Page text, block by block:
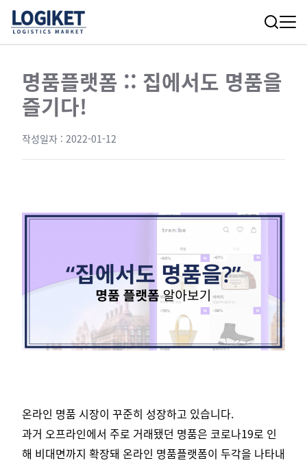
명품플랫폼 :: 집에서도 명품을
즐기다!
작성일자 : 2022-01-12
온라인 명품 시장이 꾸준히 성장하고 있습니다.
과거 오프라인에서 주로 거래됐던 명품은 코로나19로 인
해 비대면까지 확장돼 온라인 명품플랫폼이 두각을 나타내